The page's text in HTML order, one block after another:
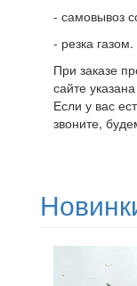
- самовывоз
- резка газом.
При заказе
сайте
Если у вас
звоните,